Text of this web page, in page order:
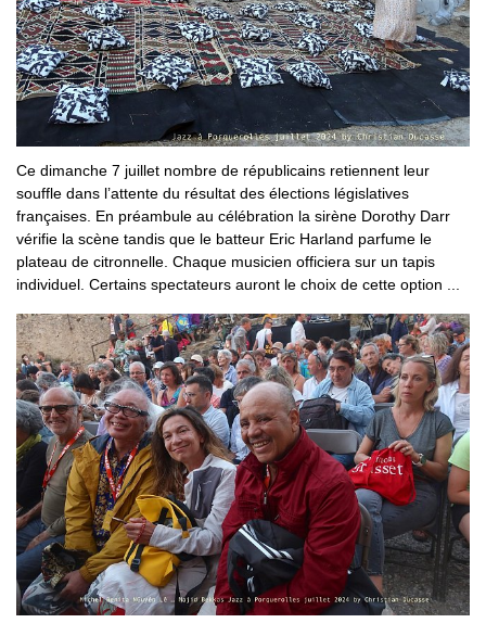
Ce dimanche 7 juillet nombre de républicains retiennent leur
souffle dans l’attente du résultat des élections législatives
françaises. En préambule au célébration la sirène Dorothy Darr
vérifie la scène tandis que le batteur Eric Harland parfume le
plateau de citronnelle. Chaque musicien officiera sur un tapis
individuel. Certains spectateurs auront le choix de cette option ...